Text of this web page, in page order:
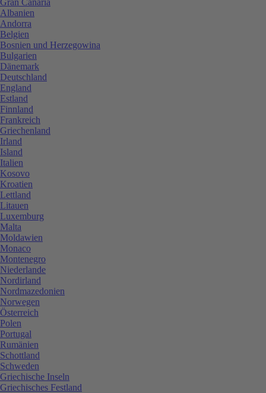
Albanien
Andorra
Belgien
Bosnien und Herzegowina
Bulgarien
Dänemark
Deutschland
England
Estland
Finnland
Frankreich
Griechenland
Irland
Island
Italien
Kosovo
Kroatien
Lettland
Litauen
Luxemburg
Malta
Moldawien
Monaco
Montenegro
Niederlande
Nordirland
Nordmazedonien
Norwegen
Österreich
Polen
Portugal
Rumänien
Schottland
Schweden
Griechische Inseln
Griechisches Festland